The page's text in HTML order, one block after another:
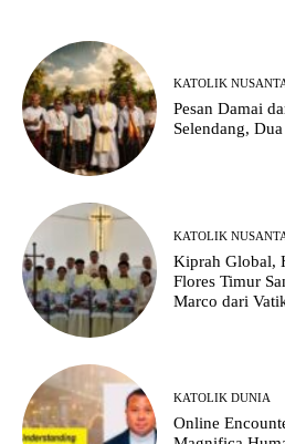
KATOLIK
Pesan Damai
Selendang,
KATOLIK
Kiprah Global,
Flores Timur
Marco dari
KATOLIK DUNIA
Online